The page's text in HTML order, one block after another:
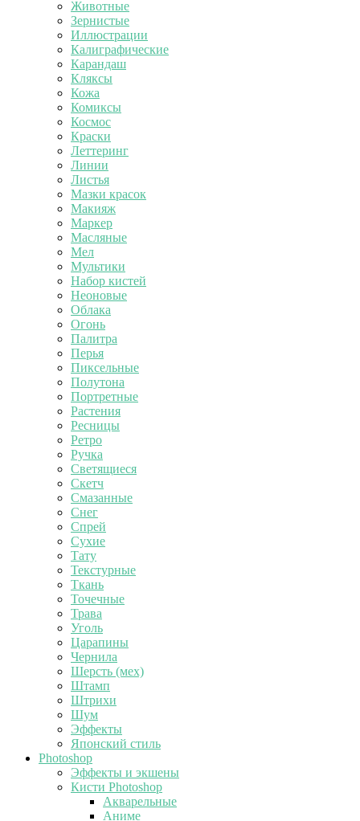
Животные
Зернистые
Иллюстрации
Калиграфические
Карандаш
Кляксы
Кожа
Комиксы
Космос
Краски
Леттеринг
Линии
Листья
Мазки красок
Макияж
Маркер
Масляные
Мел
Мультики
Набор кистей
Неоновые
Облака
Огонь
Палитра
Перья
Пиксельные
Полутона
Портретные
Растения
Ресницы
Ретро
Ручка
Светящиеся
Скетч
Смазанные
Снег
Спрей
Сухие
Тату
Текстурные
Ткань
Точечные
Трава
Уголь
Царапины
Чернила
Шерсть (мех)
Штамп
Штрихи
Шум
Эффекты
Японский стиль
Photoshop
Эффекты и экшены
Кисти Photoshop
Акварельные
Аниме